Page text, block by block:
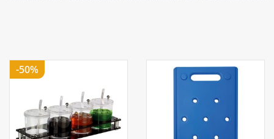
Bar
Einrichtung
-50%